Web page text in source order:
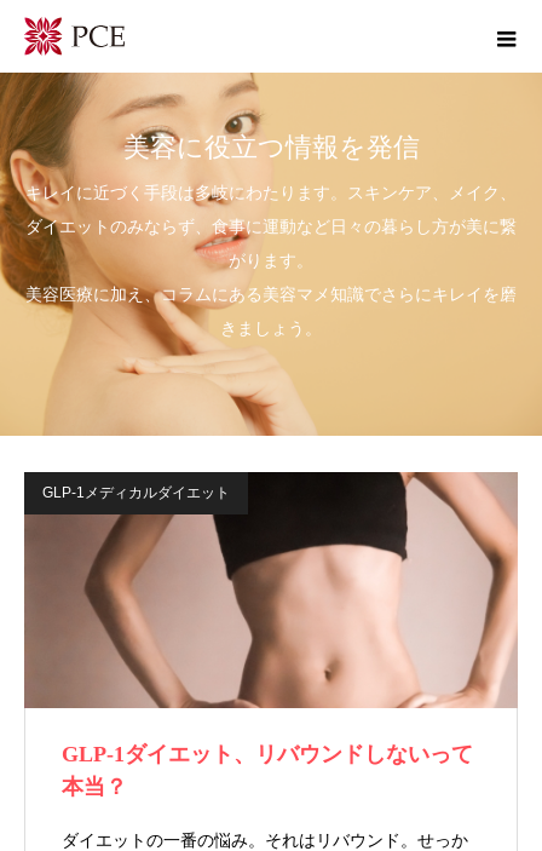
美容に役立つ情報を発信
キレイに近づく手段は多岐にわたります。スキンケア、メイク、
ダイエットのみならず、食事に運動など日々の暮らし方が美に繋
がります。
美容医療に加え、コラムにある美容マメ知識でさらにキレイを磨
きましょう。
GLP-1メディカルダイエット
GLP-1ダイエット、リバウンドしないって
本当？
ダイエットの一番の悩み。それはリバウンド。せっか